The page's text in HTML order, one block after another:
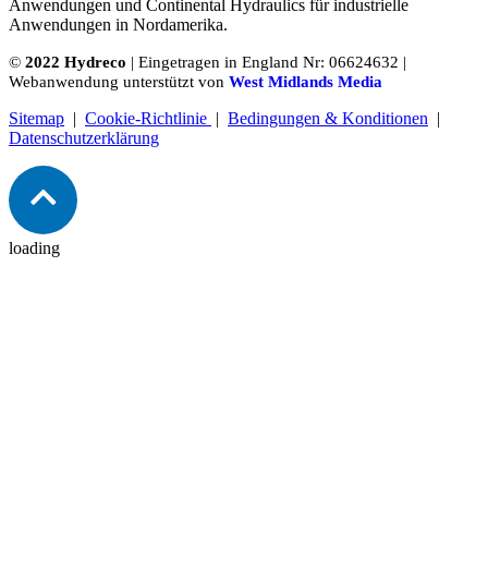
Anwendungen und Continental Hydraulics für industrielle
Anwendungen in Nordamerika.
© 2022 Hydreco | Eingetragen in England Nr: 06624632 |
Webanwendung unterstützt von West Midlands Media
Sitemap | Cookie-Richtlinie | Bedingungen & Konditionen |
Datenschutzerklärung
loading